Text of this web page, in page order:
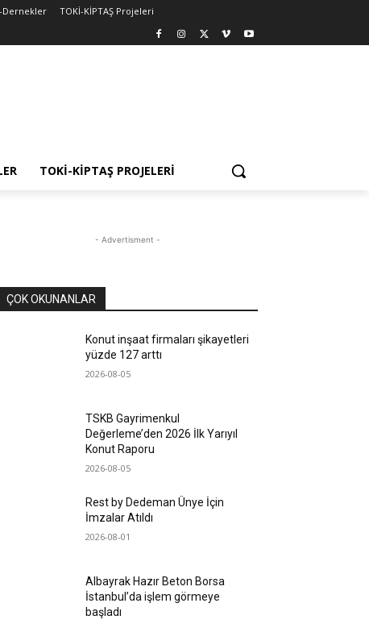
Dernekler TOKİ-KİPTAŞ Projeleri
TOKİ-KİPTAŞ PROJELERI
- Advertisment -
ÇOK OKUNANLAR
Konut inşaat firmaları şikayetleri
yüzde 127 arttı
2026-08-05
TSKB Gayrimenkul
Değerleme’den 2026 İlk Yarıyıl
Konut Raporu
2026-08-05
Rest by Dedeman Ünye İçin
İmzalar Atıldı
2026-08-01
Albayrak Hazır Beton Borsa
İstanbul’da işlem görmeye
başladı